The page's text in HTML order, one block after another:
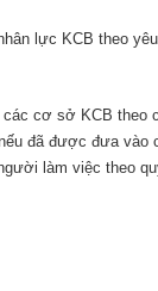
lực KCB theo
cơ sở KCB theo
đã được đưa vào
làm việc theo